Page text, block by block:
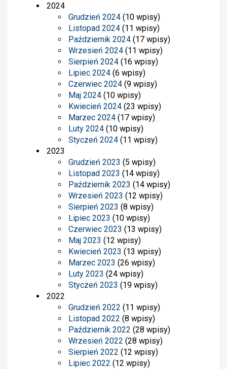
2024
Grudzień 2024 (10 wpisy)
Listopad 2024 (11 wpisy)
Październik 2024 (17 wpisy)
Wrzesień 2024 (11 wpisy)
Sierpień 2024 (16 wpisy)
Lipiec 2024 (6 wpisy)
Czerwiec 2024 (9 wpisy)
Maj 2024 (10 wpisy)
Kwiecień 2024 (23 wpisy)
Marzec 2024 (17 wpisy)
Luty 2024 (10 wpisy)
Styczeń 2024 (11 wpisy)
2023
Grudzień 2023 (5 wpisy)
Listopad 2023 (14 wpisy)
Październik 2023 (14 wpisy)
Wrzesień 2023 (12 wpisy)
Sierpień 2023 (8 wpisy)
Lipiec 2023 (10 wpisy)
Czerwiec 2023 (13 wpisy)
Maj 2023 (12 wpisy)
Kwiecień 2023 (13 wpisy)
Marzec 2023 (26 wpisy)
Luty 2023 (24 wpisy)
Styczeń 2023 (19 wpisy)
2022
Grudzień 2022 (11 wpisy)
Listopad 2022 (8 wpisy)
Październik 2022 (28 wpisy)
Wrzesień 2022 (28 wpisy)
Sierpień 2022 (12 wpisy)
Lipiec 2022 (12 wpisy)